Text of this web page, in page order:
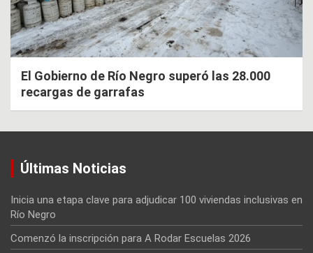
El Gobierno de Río Negro superó las 28.000
recargas de garrafas
Últimas Noticias
Inicia una etapa clave para adjudicar 100 viviendas inclusivas en
Río Negro
Comenzó la inscripción para A Rodar Escuelas 2026